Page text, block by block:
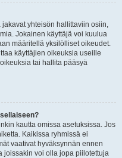
jakavat yhteisön hallittaviin osiin,
Jokainen käyttäjä voi kuulua
määritellä yksilölliset oikeudet.
käyttäjien oikeuksia useille
tai hallita pääsyä
kautta omissa asetuksissa. Jos
Kaikissa ryhmissä ei
vaativat hyväksynnän ennen
joissakin voi olla jopa piilotettuja